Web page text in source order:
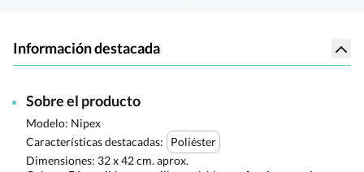
Información destacada
Sobre el producto
Modelo: Nipex
Características destacadas:
Poliéster
Dimensiones: 32 x 42 cm. aprox.